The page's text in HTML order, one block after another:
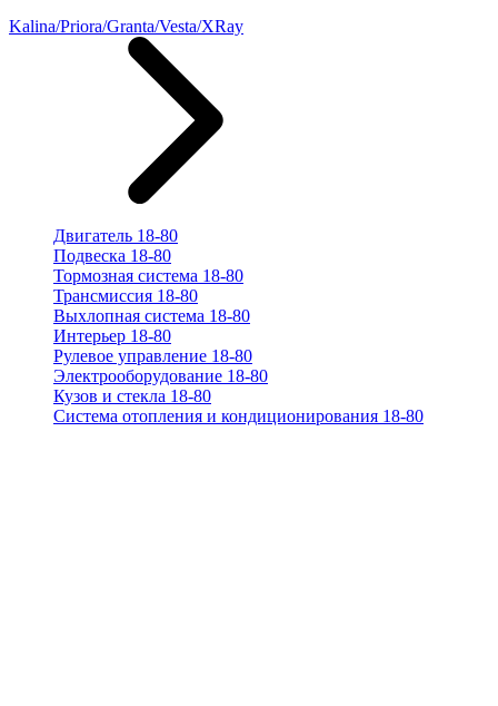
Kalina/Priora/Granta/Vesta/XRay
Двигатель 18-80
Подвеска 18-80
Тормозная система 18-80
Трансмиссия 18-80
Выхлопная система 18-80
Интерьер 18-80
Рулевое управление 18-80
Электрооборудование 18-80
Кузов и стекла 18-80
Система отопления и кондиционирования 18-80